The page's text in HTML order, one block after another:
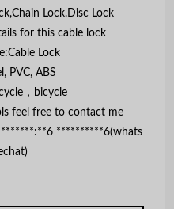
Lock.Disc Lock
for this cable lock
Lock
PVC, ABS
，bicycle
feel free to contact me
**********6(whats